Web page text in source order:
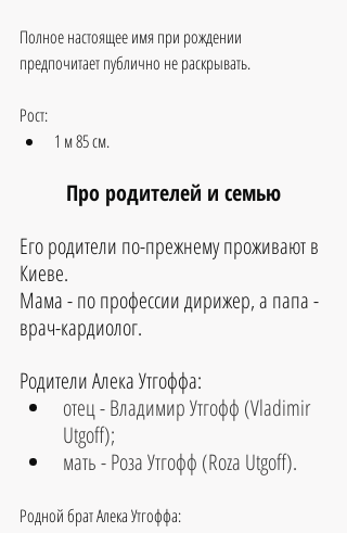
Полное настоящее имя при рождении
предпочитает публично не раскрывать.
Рост:
1 м 85 см.
Про родителей и семью
Его родители по-прежнему проживают в
Киеве.
Мама - по профессии дирижер, а папа -
врач-кардиолог.
Родители Алека Утгоффа:
отец - Владимир Утгофф (Vladimir
Utgoff);
мать - Роза Утгофф (Roza Utgoff).
Родной брат Алека Утгоффа: